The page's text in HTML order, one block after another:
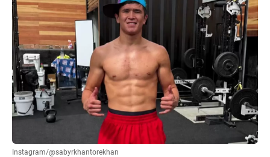
Instagram/@sabyrkhantorekhan